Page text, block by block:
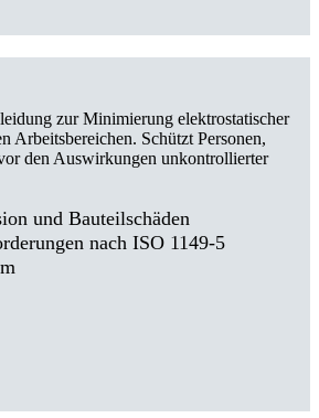
zur Minimierung elektrostatischer
Arbeitsbereichen. Schützt Personen,
den Auswirkungen unkontrollierter
und Bauteilschäden
nach ISO 1149-5